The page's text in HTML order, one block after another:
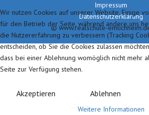
Impressum
Datenschutzerklärung
© www.realschule-
Wir nutzen Cookies auf unserer Website. Einige
für den Betrieb der Seite, während andere uns
die Nutzererfahrung zu verbessern (Tracking
entscheiden, ob Sie die Cookies zulassen
dass bei einer Ablehnung womöglich nicht mehr
Seite zur Verfügung stehen.
Akzeptieren Ablehnen
Weitere Informationen